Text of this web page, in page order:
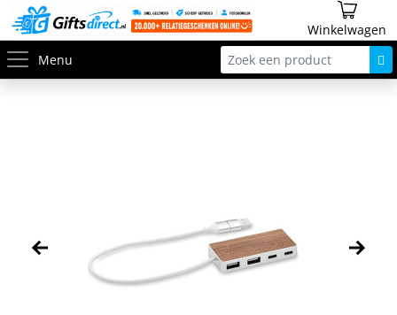
Winkelwagen
Menu